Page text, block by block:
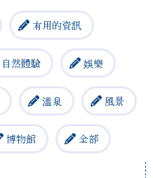
有用的資訊
自然體驗 娛樂
溫泉 風景
博物館 全部